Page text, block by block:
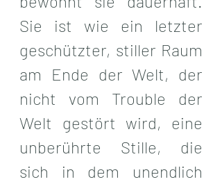
Sie ist wie ein letzter
geschützter, stiller Raum
am Ende der Welt, der
nicht vom Trouble der
Welt gestört wird, eine
unberührte Stille, die
sich in dem unendlich